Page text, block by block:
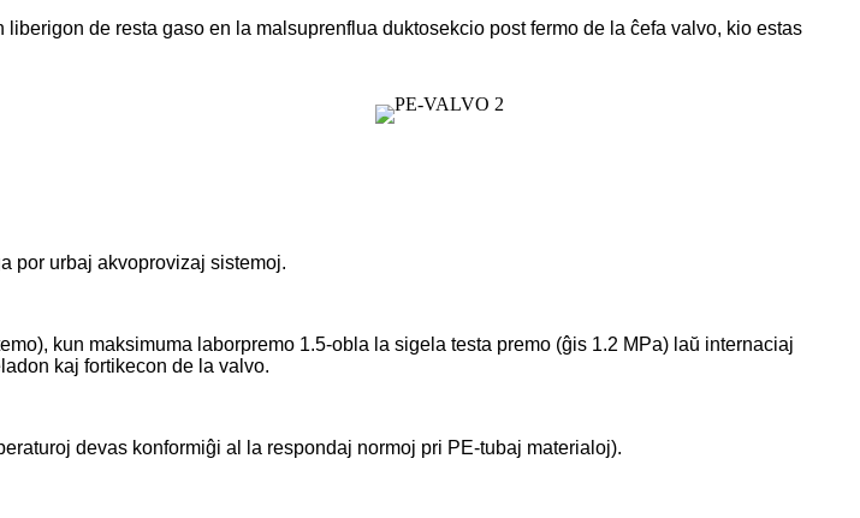
de resta gaso en la malsuprenflua duktosekcio post fermo de la ĉefa valvo, kio estas
por urbaj akvoprovizaj sistemoj.
kun maksimuma laborpremo 1.5-obla la sigela testa premo (ĝis 1.2 MPa) laŭ internaciaj
kaj fortikecon de la valvo.
devas konformiĝi al la respondaj normoj pri PE-tubaj materialoj).